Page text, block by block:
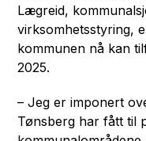
Lægreid,
virksomhetsstyring,
kommunen nå kan
2025.
– Jeg er imponert
Tønsberg har fått til